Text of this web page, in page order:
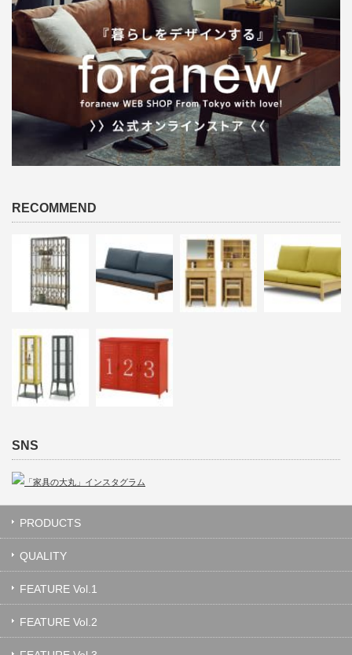
RECOMMEND
SNS
PRODUCTS
QUALITY
FEATURE Vol.1
FEATURE Vol.2